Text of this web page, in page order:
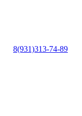
8(931)313-74-89